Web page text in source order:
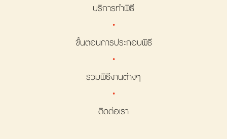
บริการทำพิธี
·
ขั้นตอนการประกอบพิธี
·
รวมพิธีงานต่างๆ
·
ติดต่อเรา